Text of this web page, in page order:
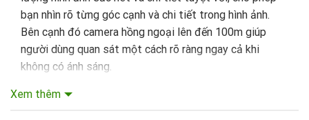
bạn nhìn rõ từng góc cạnh và chi tiết trong hình ảnh.
Bên cạnh đó camera hồng ngoại lên đến 100m giúp
người dùng quan sát một cách rõ ràng ngay cả khi
không có ánh sáng.
1. Camera Speed Dome IP Dahua ngoài trời
Xem thêm